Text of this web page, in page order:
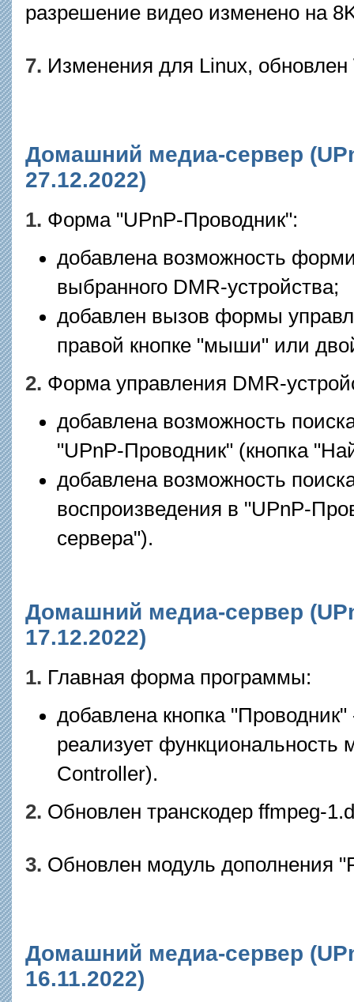
разрешение видео изменено на
7. Изменения для Linux,
Домашний медиа-сервер
27.12.2022)
1. Форма "UPnP-Проводник":
добавлена возможность
выбранного DMR-устройства;
добавлен вызов формы
правой кнопке "мыши" или
2. Форма управления DMR-
добавлена возможность
"UPnP-Проводник" (кнопка
добавлена возможность
воспроизведения в "UPnP-
сервера").
Домашний медиа-сервер
17.12.2022)
1. Главная форма программы:
добавлена кнопка
реализует функциональность
Controller).
2. Обновлен транскодер ffmpeg-
3. Обновлен модуль дополнения
Домашний медиа-сервер
16.11.2022)